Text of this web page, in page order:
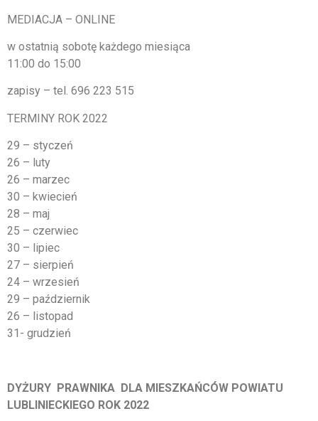
MEDIACJA – ONLINE
w ostatnią sobotę każdego miesiąca
11:00 do 15:00
zapisy – tel. 696 223 515
TERMINY ROK 2022
29 – styczeń
26 – luty
26 – marzec
30 – kwiecień
28 – maj
25 – czerwiec
30 – lipiec
27 – sierpień
24 – wrzesień
29 – październik
26 – listopad
31- grudzień
DYŻURY PRAWNIKA DLA MIESZKAŃCÓW POWIATU
LUBLINIECKIEGO ROK 2022